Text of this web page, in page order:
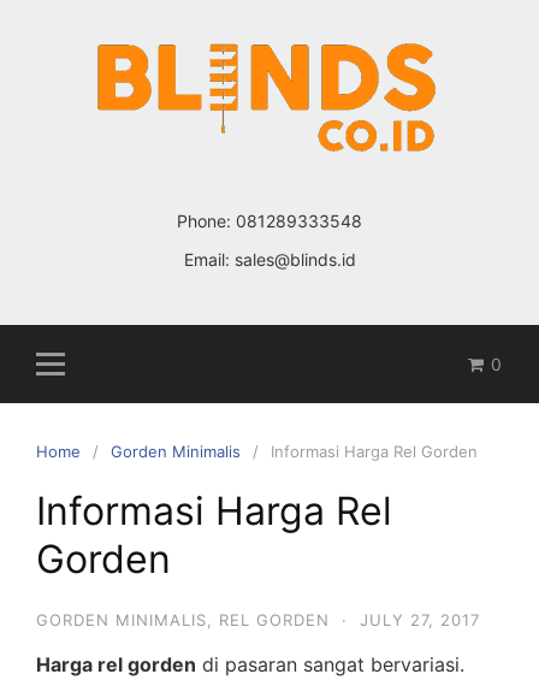
Phone: 081289333548
Email: sales@blinds.id
0
Home Gorden Minimalis Informasi Harga Rel Gorden
Informasi Harga Rel
Gorden
GORDEN MINIMALIS REL GORDEN · JULY 27, 2017
Harga rel gorden di pasaran sangat bervariasi.